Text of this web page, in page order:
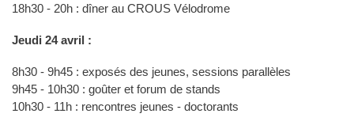
18h30 - 20h : dîner au CROUS Vélodrome
Jeudi 24 avril :
8h30 - 9h45 : exposés des jeunes, sessions parallèles
9h45 - 10h30 : goûter et forum de stands
10h30 - 11h : rencontres jeunes - doctorants